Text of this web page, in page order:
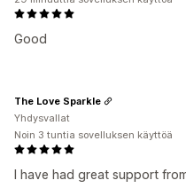
Good
I have had great support
The Love Sparkle
Yhdysvallat
Noin 3 tuntia sovelluksen käyttöä